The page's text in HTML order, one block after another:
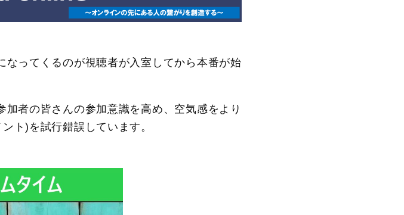
ってくるのが視聴者が入室してから本番が始
加者の皆さんの参加意識を高め、空気感をより
ト)を試行錯誤しています。